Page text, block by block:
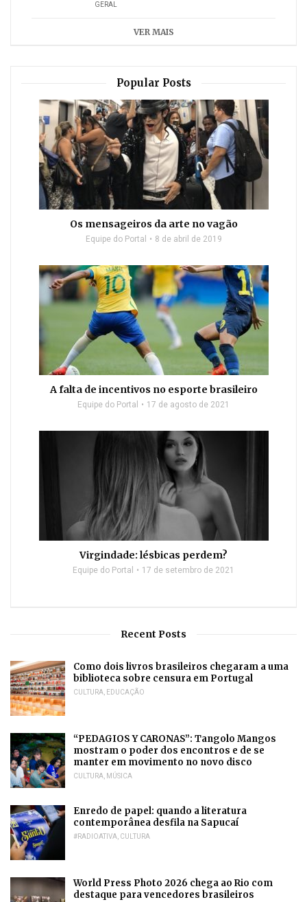
GERAL
VER MAIS
Popular Posts
Os mensageiros da arte no vagão
Equipe do Portal 8 de abril de 2019
A falta de incentivos no esporte brasileiro
Equipe do Portal 17 de agosto de 2021
Virgindade: lésbicas perdem?
Equipe do Portal 17 de setembro de 2021
Recent Posts
Como dois livros brasileiros chegaram a uma
biblioteca sobre censura em Portugal
CULTURA, EDUCAÇÃO
“PEDAGIOS Y CARONAS”: Tangolo Mangos
mostram o poder dos encontros e de se
manter em movimento no novo disco
CULTURA, MÚSICA
Enredo de papel: quando a literatura
contemporânea desfila na Sapucaí
#RADIOATIVA, CULTURA
World Press Photo 2026 chega ao Rio com
destaque para vencedores brasileiros